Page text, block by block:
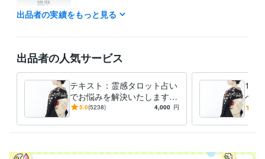
職歴
六本木 高級キャバクラ 2003年12月 ~ 2010年12月
占い 霊感タロット占い(恋愛、仕事、人間関係)
恋愛、タロット占い、
悩み相談・カウンセリング お悩み相談(どんなお話でも構いません)
恋愛 人間関係
出品者の実績をもっと見る
出品者の人気サービス
テキスト：霊感タロット占い
でお悩みを解決いたします
【文字数制限なし】恋愛/仕
下さい。
5.0(5238) 4,000 円
1ヶ
べき
今月